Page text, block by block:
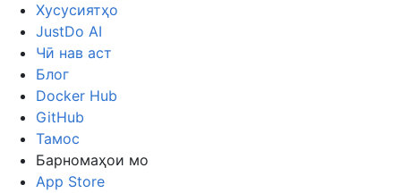
Хусусиятҳо
JustDo AI
Чӣ нав аст
Блог
Docker Hub
GitHub
Тамос
Барномаҳои мо
App Store